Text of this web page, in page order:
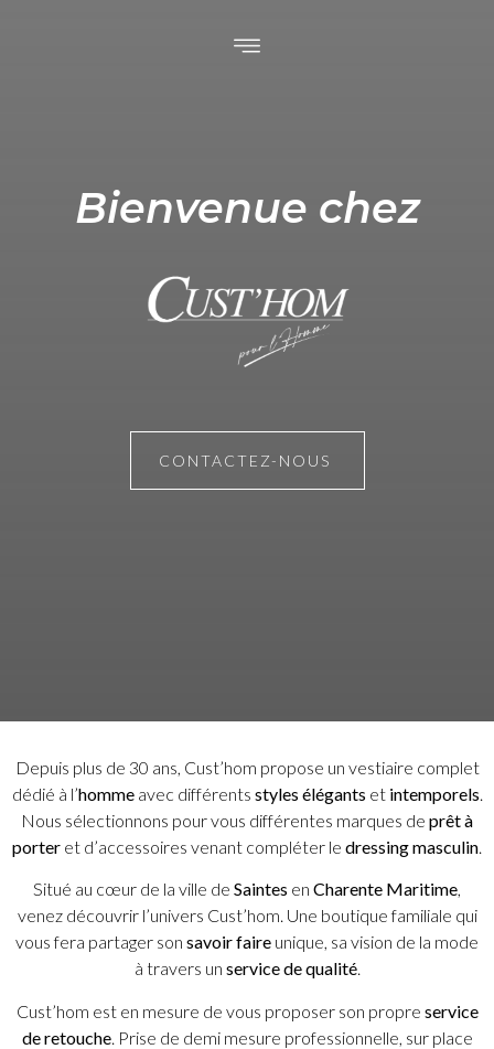
Maritime
Bienvenue chez
CONTACTEZ-NOUS
Depuis plus de 30 ans, Cust’hom propose un vestiaire complet
dédié à l’hommeavec différents styles élégants et intemporels.
Nous sélectionnons pour vous différentes marques de prêt à
porter et d’accessoires venant compléter le dressing masculin.
Situé au cœur de la ville de Saintes en Charente Maritime,
venez découvrir l’univers Cust’hom. Une boutique familiale qui
vous fera partager son savoir faire unique, sa vision de la mode
à travers un service de qualité.
Cust’hom est en mesure de vous proposer son propre service
de retouche. Prise de demi mesure professionnelle, sur place